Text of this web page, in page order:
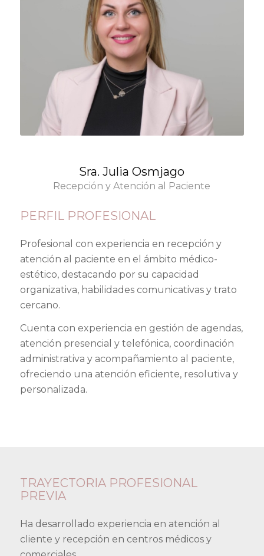
Sra. Julia Osmjago
Recepción y Atención al Paciente
PERFIL PROFESIONAL
Profesional con experiencia en recepción y
atención al paciente en el ámbito médico-
estético, destacando por su capacidad
organizativa, habilidades comunicativas y trato
cercano.
Cuenta con experiencia en gestión de agendas,
atención presencial y telefónica, coordinación
administrativa y acompañamiento al paciente,
ofreciendo una atención eficiente, resolutiva y
personalizada.
TRAYECTORIA PROFESIONAL
PREVIA
Ha desarrollado experiencia en atención al
cliente y recepción en centros médicos y